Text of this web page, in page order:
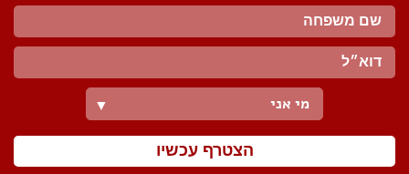
מי אני ▼
הצטרף עכשיו